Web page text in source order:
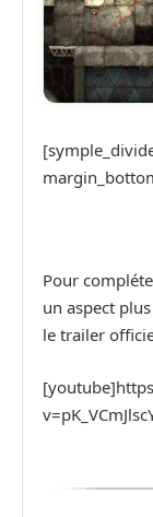
Pour
un aspect
le trailer